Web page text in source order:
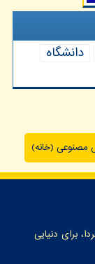
دانشگاه
مصنوعی (خانه)
برای دنیایی